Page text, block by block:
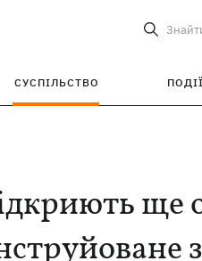
СУСПІЛЬСТВО ПОДІЇ
ще